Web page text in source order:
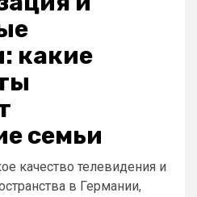
какие
семьи
качество телевидения и
в Германии,